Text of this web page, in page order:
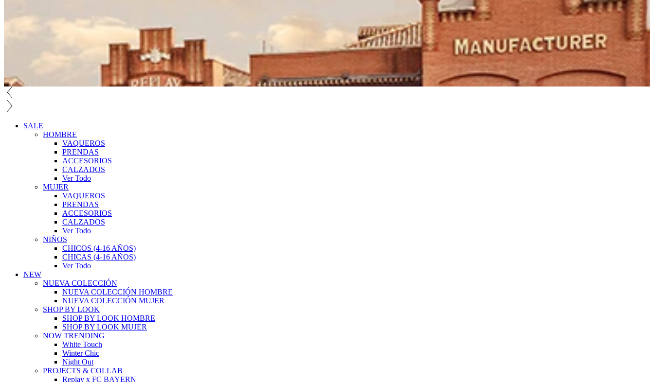
SALE
HOMBRE
VAQUEROS
PRENDAS
ACCESORIOS
CALZADOS
Ver Todo
MUJER
VAQUEROS
PRENDAS
ACCESORIOS
CALZADOS
Ver Todo
NIÑOS
CHICOS (4-16 AÑOS)
CHICAS (4-16 AÑOS)
Ver Todo
NEW
NUEVA COLECCIÓN
NUEVA COLECCIÓN HOMBRE
NUEVA COLECCIÓN MUJER
SHOP BY LOOK
SHOP BY LOOK HOMBRE
SHOP BY LOOK MUJER
NOW TRENDING
White Touch
Winter Chic
Night Out
PROJECTS & COLLAB
Replay x FC BAYERN